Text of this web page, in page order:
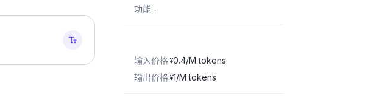
功能:-
输入价格:¥0.4/M tokens
输出价格:¥1/M tokens